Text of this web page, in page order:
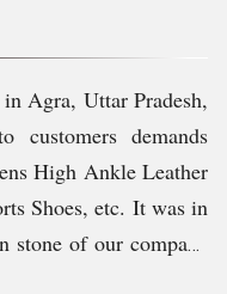
Agra, Uttar Pradesh,
customers demands
High Ankle Leather
Shoes, etc. It was in
stone of our company
have enabled us to